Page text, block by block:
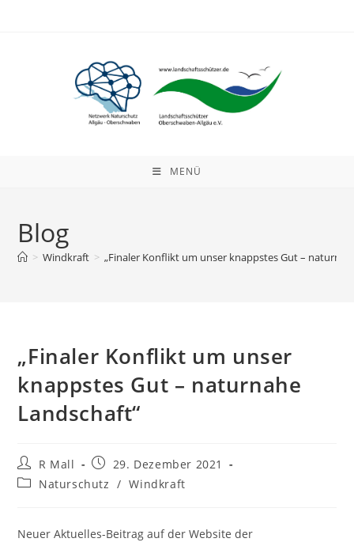
MENÜ
Blog
> Windkraft > „Finaler Konflikt um unser knappstes Gut –
„Finaler Konflikt um unser
knappstes Gut – naturnahe
Landschaft“
Beitrags-
Autor:
R Mall
Beitrag
veröffentlicht:
29. Dezember 2021
Beitrags-
Naturschutz / Windkraft
Neuer Aktuelles-Beitrag auf der Website der